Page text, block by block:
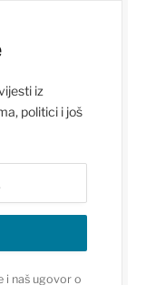
iz
politici i još
i naš ugovor o